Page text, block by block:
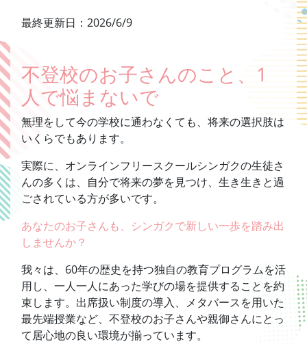
最終更新日：2026/6/9
不登校のお子さんのこと、1
人で悩まないで
無理をして今の学校に通わなくても、将来の選択肢は
いくらでもあります。
実際に、オンラインフリースクールシンガクの生徒さ
んの多くは、自分で将来の夢を見つけ、生き生きと過
ごされている方が多いです。
あなたのお子さんも、シンガクで新しい一歩を踏み出
しませんか？
我々は、60年の歴史を持つ独自の教育プログラムを活
用し、一人一人にあった学びの場を提供することを約
束します。出席扱い制度の導入、メタバースを用いた
最先端授業など、不登校のお子さんや親御さんにとっ
て居心地の良い環境が揃っています。